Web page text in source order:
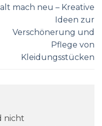
alt mach neu – Kreative
Ideen zur
Verschönerung und
Pflege von
Kleidungsstücken
nicht